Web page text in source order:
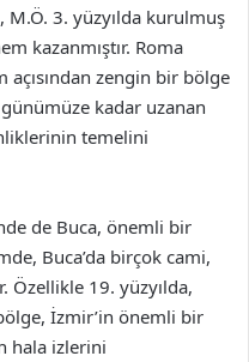
M.Ö. 3. yüzyılda kurulmuş
kazanmıştır. Roma
zengin bir bölge
kadar uzanan
temelini
de Buca, önemli bir
Buca’da birçok cami,
Özellikle 19. yüzyılda,
İzmir’in önemli bir
hala izlerini